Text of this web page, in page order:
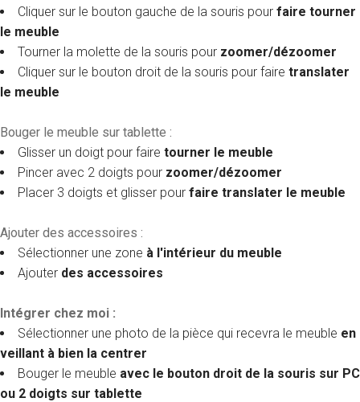
Cliquer sur le bouton gauche de la souris pour faire tourner
le meuble
Tourner la molette de la souris pour zoomer/dézoomer
Cliquer sur le bouton droit de la souris pour faire translater
le meuble
Bouger le meuble sur tablette :
Glisser un doigt pour faire tourner le meuble
Pincer avec 2 doigts pour zoomer/dézoomer
Placer 3 doigts et glisser pour faire translater le meuble
Ajouter des accessoires :
Sélectionner une zone à l'intérieur du meuble
Ajouter des accessoires
Intégrer chez moi :
Sélectionner une photo de la pièce qui recevra le meuble en
veillant à bien la centrer
Bouger le meuble avec le bouton droit de la souris sur PC
ou 2 doigts sur tablette